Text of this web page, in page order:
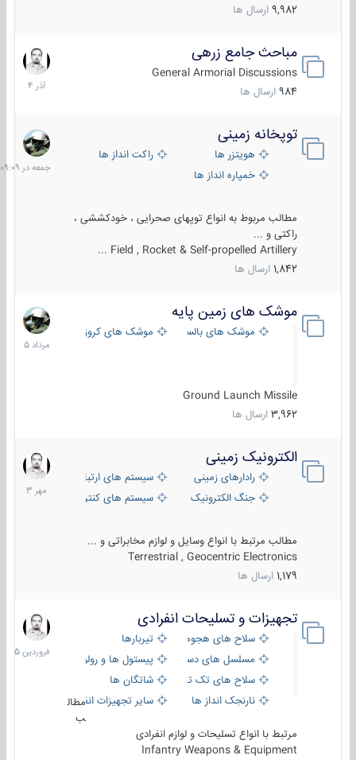
9,982 ارسال ها
مباحث جامع زرهی
General Armorial Discussions
984 ارسال ها
7
آذر
1404
توپخانه زمینی
هویتزر ها
راکت انداز ها
خمپاره انداز ها
مطالب مربوط به انواع توپهای صحرایی ، خودکششی ،
راکتی و ...
Field , Rocket & Self-propelled Artillery ...
1,842 ارسال ها
جمعه
در
09:09
موشک های زمین پایه
موشک های بالستیک موشک های کروز
Ground Launch Missile
3,962 ارسال ها
2
مرداد
1405
الکترونیک زمینی
رادارهای زمینی
سیستم های ارتباطی و جمع آوری
جنگ الکترونیک
سیستم های کنترل آتش و تجهیزات
مطالب مرتبط با انواع وسایل و لوازم مخابراتی و ...
Terrestrial , Geocentric Electronics
1,179 ارسال ها
1
مهر
1403
تجهیزات و تسلیحات انفرادی
سلاح های هجومی
تیربارها
مسلسل های دستی
پیستول ها و رولورها
سلاح های تک تیر اندازیشاتگان ها
نارنجک انداز ها
سایر تجهیزات انفرادی
مطال
ب
مرتبط با انواع تسلیحات و لوازم انفرادی
Infantry Weapons & Equipment
17
فروردین
1405